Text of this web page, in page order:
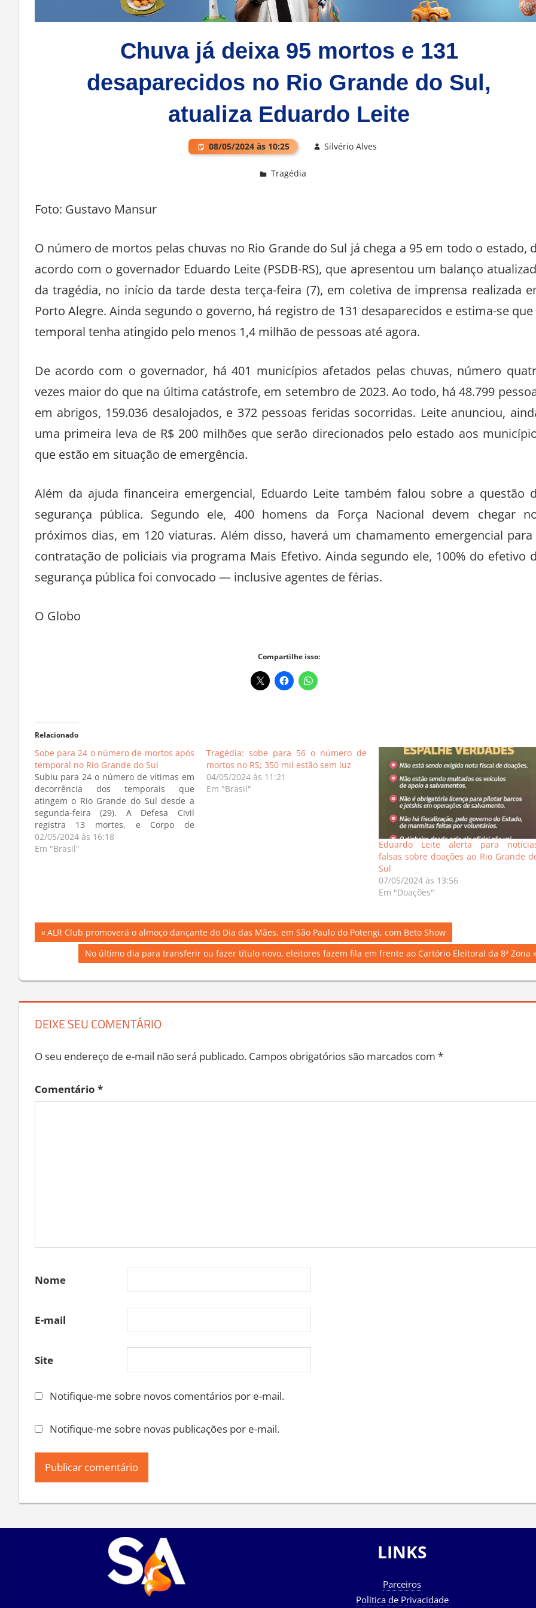
Chuva já deixa 95 mortos e 131
desaparecidos no Rio Grande do Sul,
atualiza Eduardo Leite
08/05/2024 às 10:25 Silvério Alves
Tragédia
Foto: Gustavo Mansur
O número de mortos pelas chuvas no Rio Grande do Sul já chega a 95 em todo o estado,
acordo com o governador Eduardo Leite (PSDB-RS), que apresentou um balanço
da tragédia, no início da tarde desta terça-feira (7), em coletiva de imprensa realizada
Porto Alegre. Ainda segundo o governo, há registro de 131 desaparecidos e estima-se
temporal tenha atingido pelo menos 1,4 milhão de pessoas até agora.
De acordo com o governador, há 401 municípios afetados pelas chuvas, número
vezes maior do que na última catástrofe, em setembro de 2023. Ao todo, há 48.799
em abrigos, 159.036 desalojados, e 372 pessoas feridas socorridas. Leite anunciou,
uma primeira leva de R$ 200 milhões que serão direcionados pelo estado aos
que estão em situação de emergência.
Além da ajuda financeira emergencial, Eduardo Leite também falou sobre a questão
segurança pública. Segundo ele, 400 homens da Força Nacional devem chegar
próximos dias, em 120 viaturas. Além disso, haverá um chamamento emergencial para
contratação de policiais via programa Mais Efetivo. Ainda segundo ele, 100% do efetivo
segurança pública foi convocado — inclusive agentes de férias.
O Globo
Compartilhe isso:
Relacionado
Sobe para 24 o número de mortos após
temporal no Rio Grande do Sul
Subiu para 24 o número de vítimas em
decorrência dos temporais que
atingem o Rio Grande do Sul desde a
segunda-feira (29). A Defesa Civil
registra 13 mortes, e Corpo de
Bombeiros, Polícia Civil e Brigada
Militar (BM) confirmam outros 11
02/05/2024 às 16:18
Em "Brasil"
Tragédia: sobe para 56 o número de
mortos no RS; 350 mil estão sem luz
04/05/2024 às 11:21
Em "Brasil"
Eduardo Leite alerta para
falsas sobre doações ao Rio Grande
Sul
07/05/2024 às 13:56
Em "Doações"
Navegação
Post
Previous
Post:
ALR Club promoverá o almoço dançante do Dia das Mães, em São Paulo do Potengi, com Beto Show
Next
Post:
No último dia para transferir ou fazer título novo, eleitores fazem fila em frente ao Cartório Eleitoral da 8ª Zona
DEIXE SEU COMENTÁRIO
O seu endereço de e-mail não será publicado. Campos obrigatórios são marcados com *
Comentário *
Nome
E-mail
Site
Notifique-me sobre novos comentários por e-mail.
Notifique-me sobre novas publicações por e-mail.
LINKS
Parceiros
Política de Privacidade